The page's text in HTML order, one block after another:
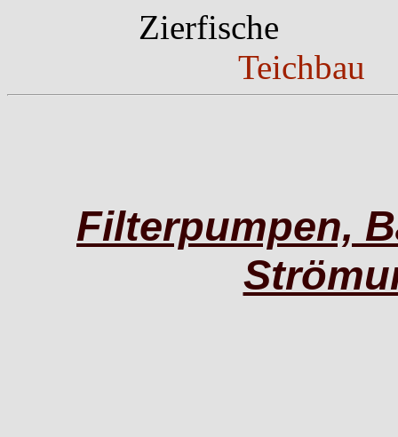
Zierfische
Filterpumpen,